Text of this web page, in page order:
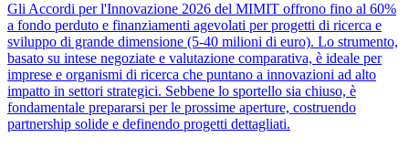
Gli Accordi per l'Innovazione 2026 del MIMIT offrono fino al 60%
a fondo perduto e finanziamenti agevolati per progetti di ricerca e
sviluppo di grande dimensione (5-40 milioni di euro). Lo strumento,
basato su intese negoziate e valutazione comparativa, è ideale per
imprese e organismi di ricerca che puntano a innovazioni ad alto
impatto in settori strategici. Sebbene lo sportello sia chiuso, è
fondamentale prepararsi per le prossime aperture, costruendo
partnership solide e definendo progetti dettagliati.